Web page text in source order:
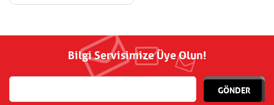
Bilgi Servisimize Üye Olun!
GÖNDER